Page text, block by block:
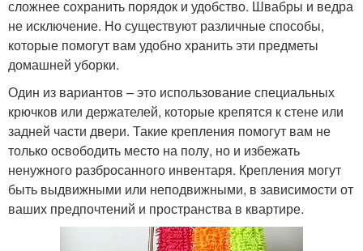
сложнее сохранить порядок и удобство. Швабры и ведра
не исключение. Но существуют различные способы,
которые помогут вам удобно хранить эти предметы
домашней уборки.
Один из вариантов – это использование специальных
крючков или держателей, которые крепятся к стене или
задней части двери. Такие крепления помогут вам не
только освободить место на полу, но и избежать
ненужного разбросанного инвентаря. Крепления могут
быть выдвижными или неподвижными, в зависимости от
ваших предпочтений и пространства в квартире.